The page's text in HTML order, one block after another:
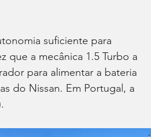
suficiente para
que a mecânica 1.5 Turbo a
para alimentar a bateria
do Nissan. Em Portugal, a